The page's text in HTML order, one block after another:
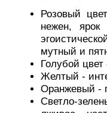
Розовый
нежен,
мутный и
Голубой
Желтый -
Оранжевый -
Светло-